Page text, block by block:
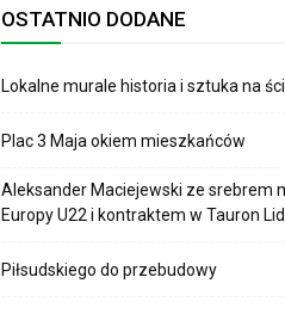
OSTATNIO DODANE
Lokalne murale historia i sztuka na
Plac 3 Maja okiem mieszkańców
Aleksander Maciejewski ze srebrem
Europy U22 i kontraktem w Tauron
Piłsudskiego do przebudowy